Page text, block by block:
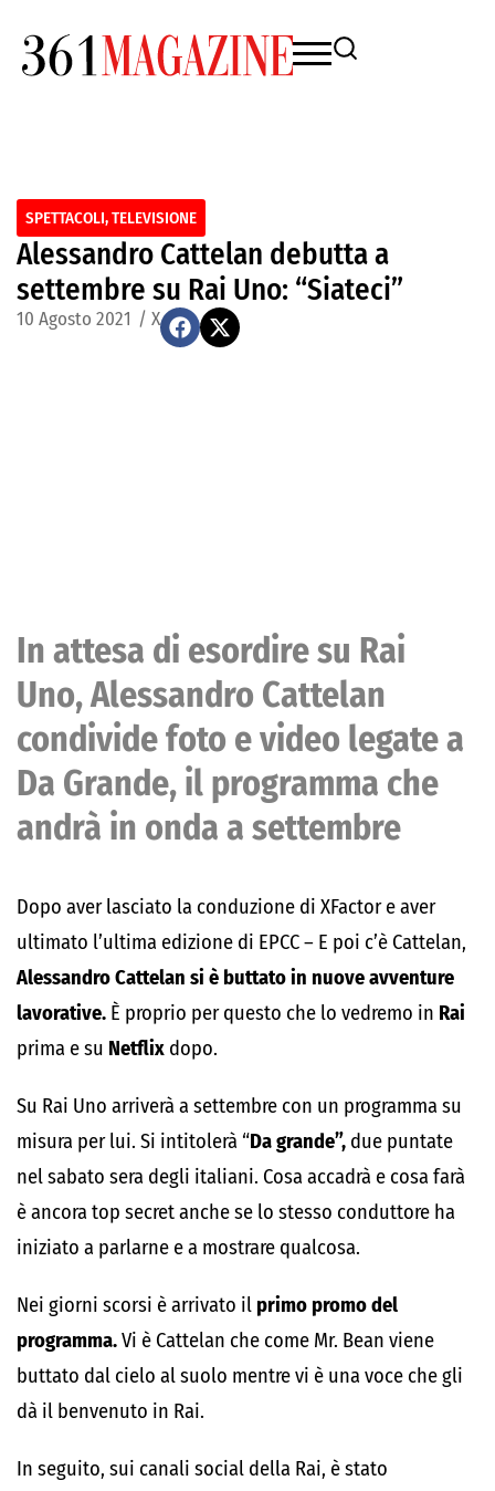
SPETTACOLI,TELEVISIONE
Alessandro Cattelan debutta a
settembre su Rai Uno: “Siateci”
10 Agosto 2021 / X
In attesa di esordire su Rai
Uno, Alessandro Cattelan
condivide foto e video legate a
Da Grande, il programma che
andrà in onda a settembre
Dopo aver lasciato la conduzione di XFactor e aver
ultimato l’ultima edizione di EPCC – E poi c’è Cattelan,
Alessandro Cattelan si è buttato in nuove avventure
lavorative. È proprio per questo che lo vedremo in Rai
prima e su Netflix dopo.
Su Rai Uno arriverà a settembre con un programma su
misura per lui. Si intitolerà “Da grande”, due puntate
nel sabato sera degli italiani. Cosa accadrà e cosa farà
è ancora top secret anche se lo stesso conduttore ha
iniziato a parlarne e a mostrare qualcosa.
Nei giorni scorsi è arrivato il primo promo del
programma.Vi è Cattelan che come Mr. Bean viene
buttato dal cielo al suolo mentre vi è una voce che gli
dà il benvenuto in Rai.
In seguito, sui canali social della Rai, è stato